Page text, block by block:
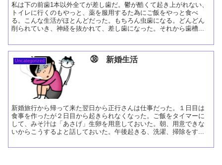
私は下の前歯1本以外全てが差し歯だ。鬱が酷くて起き上がれない、
トイレに行くのもやっと、薬を服用するた為にご飯をやっと食べ
る。こんな生活がほとんどだった。もちろん虫歯になる。どんどん
削られていき、神経を抜かれて、差し歯になった。それから歯槽...
Uncategorized ㊳ 新婚生活
新婚旅行から帰って来た翌日から正行さんは仕事だった。１日目は
食事を作ったが２日目から起きられなくなった。ご飯をタイマーに
して、みそ汁は「あさげ」生卵を用意しておいた。朝、用意できな
いからこうするよと話しておいた。午後起きる、洗濯、掃除をす...